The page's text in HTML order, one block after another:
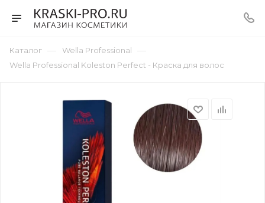
Каталог — Wella Professional —
Wella Professional Koleston Perfect - Краска для волос